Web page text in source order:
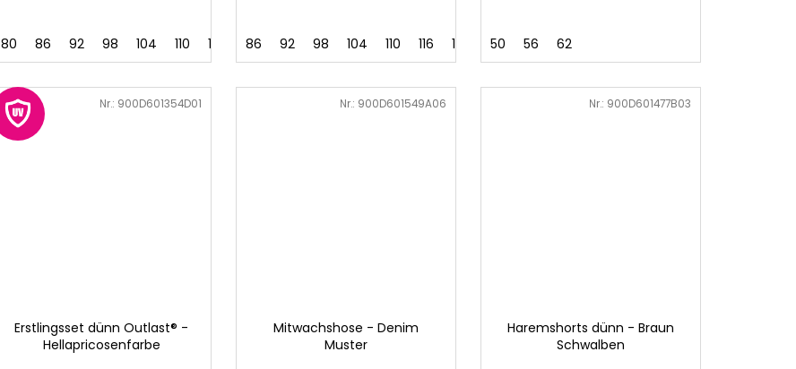
80 86 92 98 104 110 116 122 128
86 92 98 104 110 116 128 50 56 62
Erstlingsset dünn Outlast® -
Hellapricosenfarbe
Art.-Nr.: 900D601354D01
Mitwachshose - Denim
Muster
Art.-Nr.: 900D601549A06
Haremshorts dünn - Braun
Schwalben
Art.-Nr.: 900D601477B03